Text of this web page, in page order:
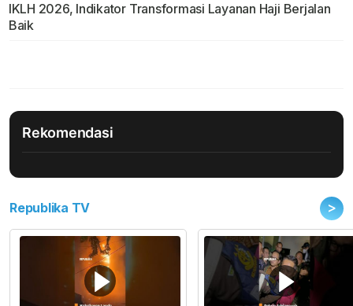
IKLH 2026, Indikator Transformasi Layanan Haji Berjalan
Baik
Rekomendasi
Republika TV >